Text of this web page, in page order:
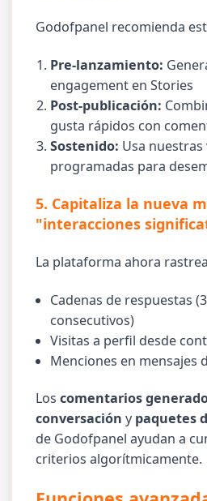
Godofpanel recomienda
Pre-lanzamiento:
engagement en Stories
Post-publicación:
gusta rápidos con
Sostenido: Usa
programadas para
5. Capitaliza la nueva
"interacciones
La plataforma ahora
Cadenas de respuestas
consecutivos)
Visitas a perfil desde
Menciones en mensajes
Loscomentarios
conversación y paquetes
de Godofpanel ayudan a
criterios algorítmicamente.